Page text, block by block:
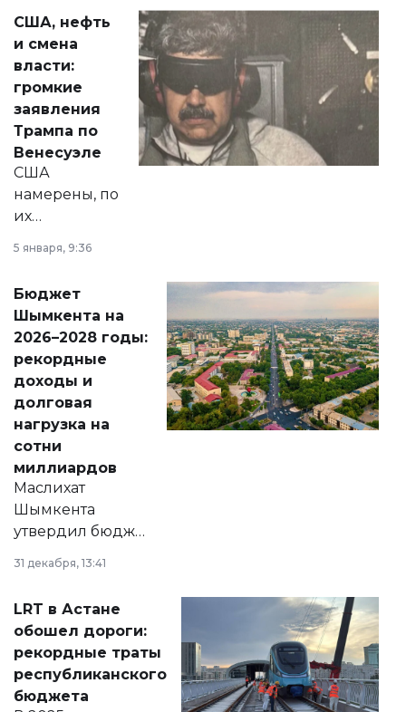
актуальных тем —
от слухов о
политических
реформах до
вопросов армии,
экономики и
личного здоровья.
США, нефть
и смена
власти:
громкие
заявления
Трампа по
Венесуэле
США
намерены, по
их
принести
народу
Венесуэлы.
5 января, 9:36
Бюджет
Шымкента на
2026–2028 годы:
рекордные
доходы и
долговая
нагрузка на
сотни
миллиардов
Маслихат
Шымкента
утвердил бюджет
города на 2026–
2028 годы.
документ
появился в базе
нормативных
правовых актов и
на сайте маслихат
31 декабря, 13:41
LRT в Астане
обошел дороги:
рекордные траты
республиканского
бюджета